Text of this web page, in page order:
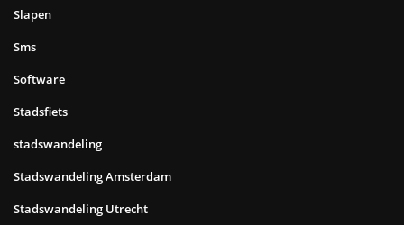
Slapen
Sms
Software
Stadsfiets
stadswandeling
Stadswandeling Amsterdam
Stadswandeling Utrecht